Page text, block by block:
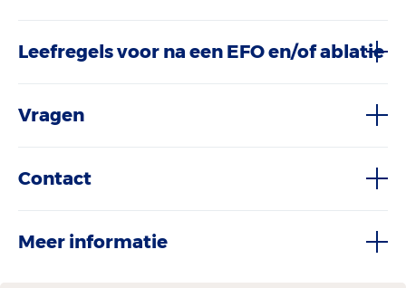
Leefregels voor na een EFO en/of ablatie
Vragen
Contact
Meer informatie